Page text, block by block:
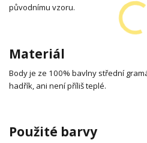
původnímu vzoru.
Materiál
Body je ze 100% bavlny střední
hadřík, ani není příliš teplé.
Použité barvy